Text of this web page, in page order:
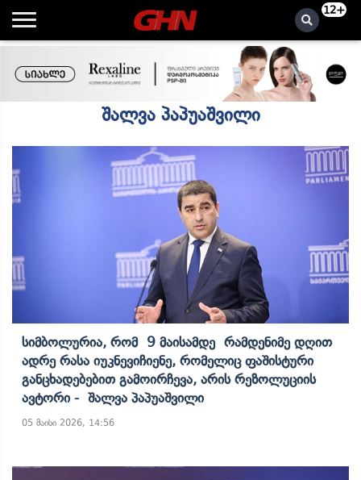
12+
შალვა პაპუაშვილი
Სიმბოლურია, Რომ 9 Მაისამდე Რამდენიმე Დღით
Ადრე Რასა Იუკნევიჩიენე, Რომელიც Ფაშისტური
Განცხადებებით Გამოირჩევა, Არის Რეზოლუციის
Ავტორი - Შალვა Პაპუაშვილი
05 მაისი 2026, 14:56